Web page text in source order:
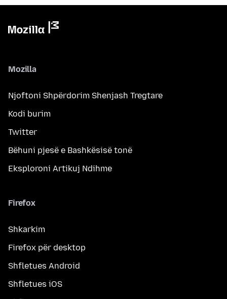
Mozilla
Njoftoni Shpërdorim Shenjash Tregtare
Kodi burim
Twitter
Bëhuni pjesë e Bashkësisë tonë
Eksploroni Artikuj Ndihme
Firefox
Shkarkim
Firefox për desktop
Shfletues Android
Shfletues iOS